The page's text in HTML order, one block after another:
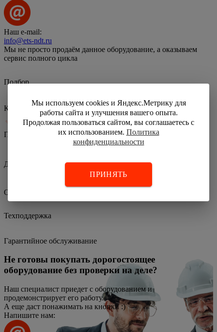
Мы используем cookies и Яндекс.Метрику для
работы сайта и улучшения вашего опыта.
Продолжая пользоваться сайтом, вы соглашаетесь с
их использованием. Политика
конфиденциальности
ПРИНЯТЬ
Наш e-mail:
info@ets-ndt.ru
Мы не просто продаём данное оборудование, а оказываем
сервис полного цикла
Подбор
Калибровка
Поверка
Доставка
Обучение персонала
Техподдержка
Гарантийное обслуживание
Не готовы покупать дорогостоящее
оборудование без проверки на деле?
Наш специалист приедет с оборудованием и
продемонстрирует его работу.
А еще даст понажимать на кнопки :)
Напишите нам: